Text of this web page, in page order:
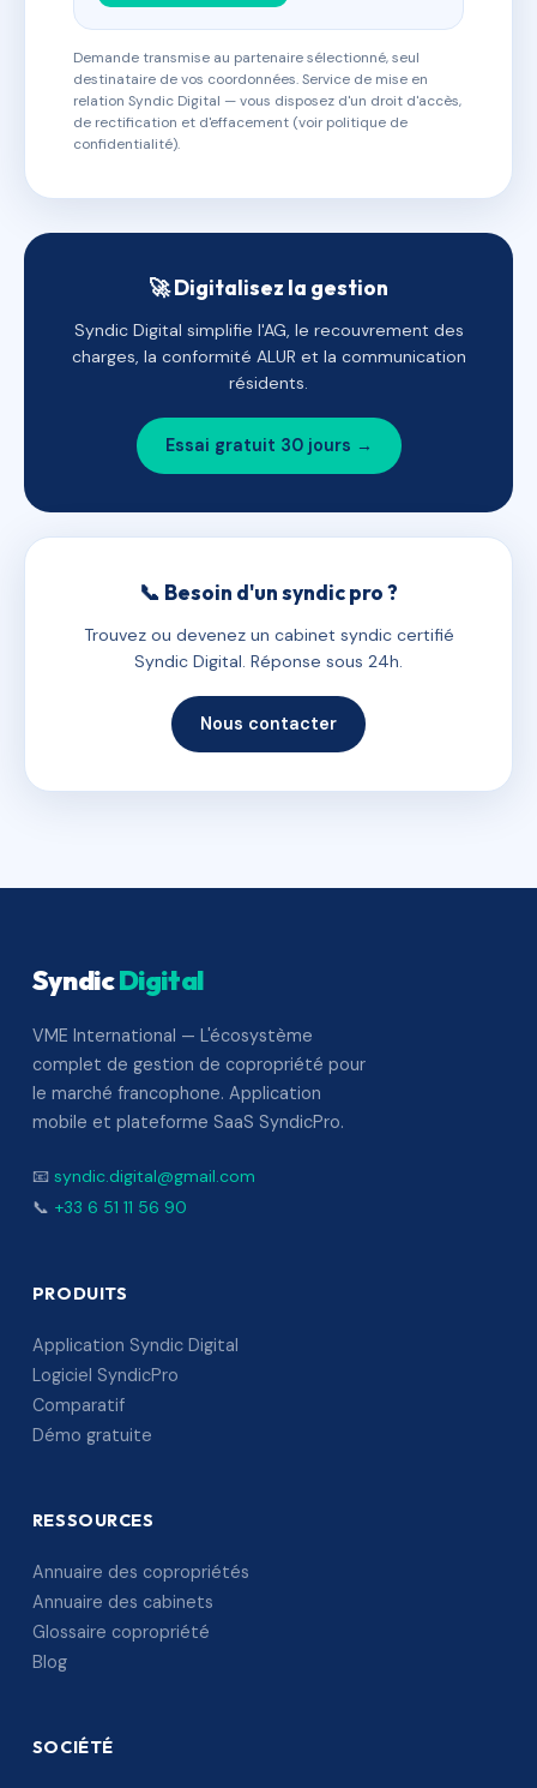
Demande transmise au partenaire sélectionné, seul
destinataire de vos coordonnées. Service de mise en
relation Syndic Digital — vous disposez d'un droit d'accès,
de rectification et d'effacement (voir politique de
confidentialité).
🚀 Digitalisez la gestion
Syndic Digital simplifie l'AG, le recouvrement des
charges, la conformité ALUR et la communication
résidents.
Essai gratuit 30 jours →
📞 Besoin d'un syndic pro ?
Trouvez ou devenez un cabinet syndic certifié
Syndic Digital. Réponse sous 24h.
Nous contacter
SyndicDigital
VME International — L'écosystème
complet de gestion de copropriété pour
le marché francophone. Application
mobile et plateforme SaaS SyndicPro.
📧 syndic.digital@gmail.com
📞 +33 6 51 11 56 90
PRODUITS
Application Syndic Digital
Logiciel SyndicPro
Comparatif
Démo gratuite
RESSOURCES
Annuaire des copropriétés
Annuaire des cabinets
Glossaire copropriété
Blog
SOCIÉTÉ